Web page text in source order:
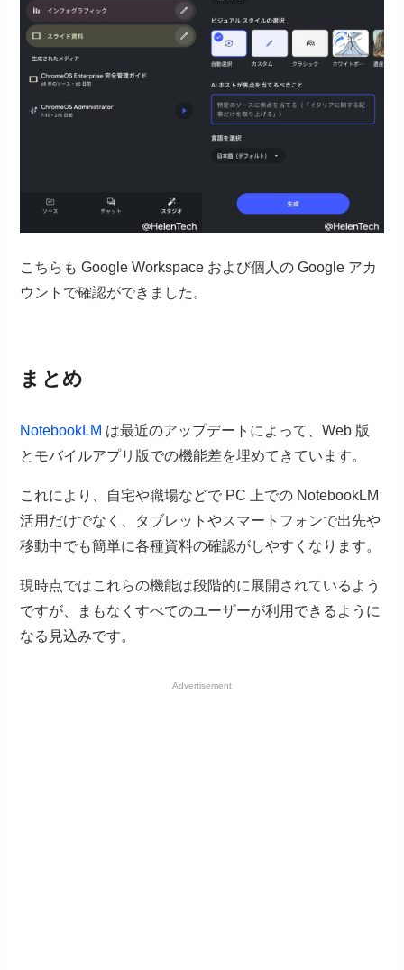
こちらも Google Workspace および個人の Google アカ
ウントで確認ができました。
まとめ
NotebookLM は最近のアップデートによって、Web 版
とモバイルアプリ版での機能差を埋めてきています。
これにより、自宅や職場などで PC 上での NotebookLM
活用だけでなく、タブレットやスマートフォンで出先や
移動中でも簡単に各種資料の確認がしやすくなります。
現時点ではこれらの機能は段階的に展開されているよう
ですが、まもなくすべてのユーザーが利用できるように
なる見込みです。
Advertisement